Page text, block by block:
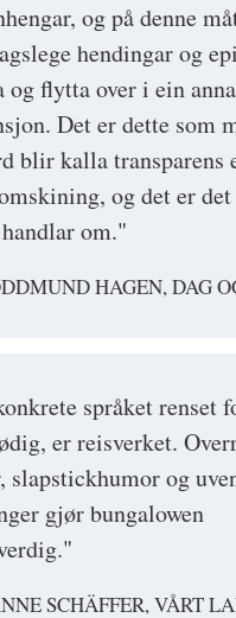
og på denne
hendingar og
og flytta over i ein
Det er dette som
blir kalla transparens
og det er
om."
HAGEN, DAG
språket renset
er reisverket.
slapstickhumor og
gjør bungalowen
SCHÄFFER, VÅRT